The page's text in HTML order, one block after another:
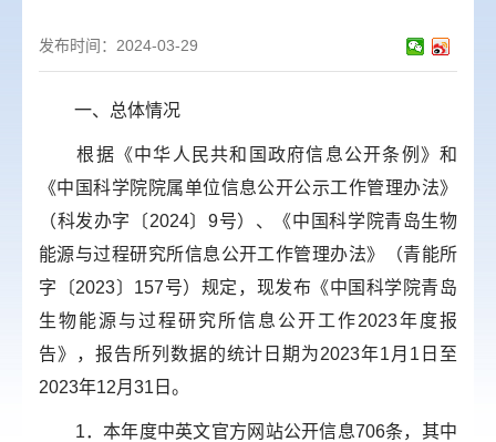
发布时间：2024-03-29
一、总体情况
根据《中华人民共和国政府信息公开条例》和
《中国科学院院属单位信息公开公示工作管理办法》
（科发办字〔2024〕9号）、《中国科学院青岛生物
能源与过程研究所信息公开工作管理办法》（青能所
字〔2023〕157号）规定，现发布《中国科学院青岛
生物能源与过程研究所信息公开工作2023年度报
告》，报告所列数据的统计日期为2023年1月1日至
2023年12月31日。
1．本年度中英文官方网站公开信息706条，其中